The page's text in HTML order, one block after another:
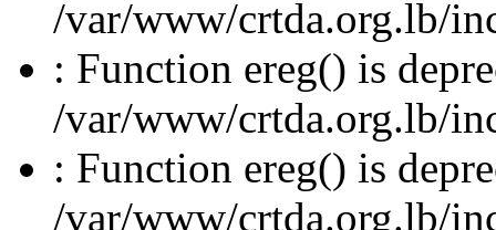
/var/www/crtda.org.lb/
: Function ereg() is
/var/www/crtda.org.lb/
: Function ereg() is
/var/www/crtda.org.lb/